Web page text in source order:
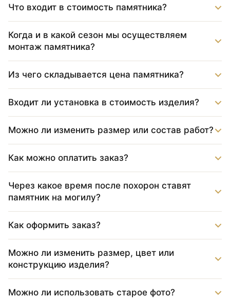
Что входит в стоимость памятника?
Когда и в какой сезон мы осуществляем
монтаж памятника?
Из чего складывается цена памятника?
Входит ли установка в стоимость изделия?
Можно ли изменить размер или состав работ?
Как можно оплатить заказ?
Через какое время после похорон ставят
памятник на могилу?
Как оформить заказ?
Можно ли изменить размер, цвет или
конструкцию изделия?
Можно ли использовать старое фото?